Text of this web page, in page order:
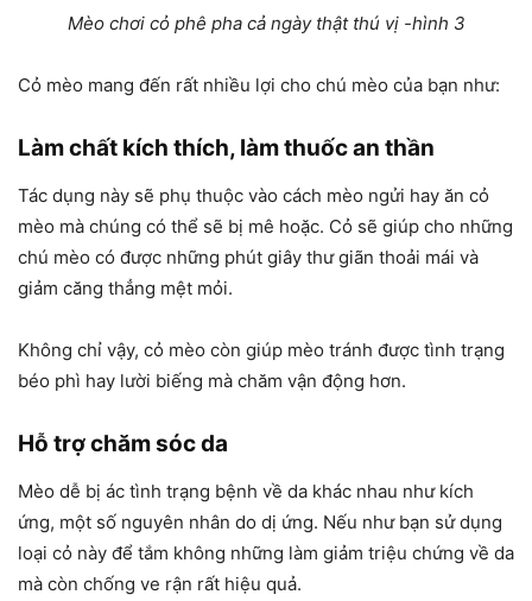
Mèo chơi cỏ phê pha cả ngày thật thú vị -hình 3
Cỏ mèo mang đến rất nhiều lợi cho chú mèo của bạn như:
Làm chất kích thích, làm thuốc an thần
Tác dụng này sẽ phụ thuộc vào cách mèo ngửi hay ăn cỏ
mèo mà chúng có thể sẽ bị mê hoặc. Cỏ sẽ giúp cho những
chú mèo có được những phút giây thư giãn thoải mái và
giảm căng thẳng mệt mỏi.
Không chỉ vậy, cỏ mèo còn giúp mèo tránh được tình trạng
béo phì hay lười biếng mà chăm vận động hơn.
Hỗ trợ chăm sóc da
Mèo dễ bị ác tình trạng bệnh về da khác nhau như kích
ứng, một số nguyên nhân do dị ứng. Nếu như bạn sử dụng
loại cỏ này để tắm không những làm giảm triệu chứng về da
mà còn chống ve rận rất hiệu quả.